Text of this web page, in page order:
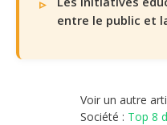
entre le public et
Voir un autre
Société : Top 8